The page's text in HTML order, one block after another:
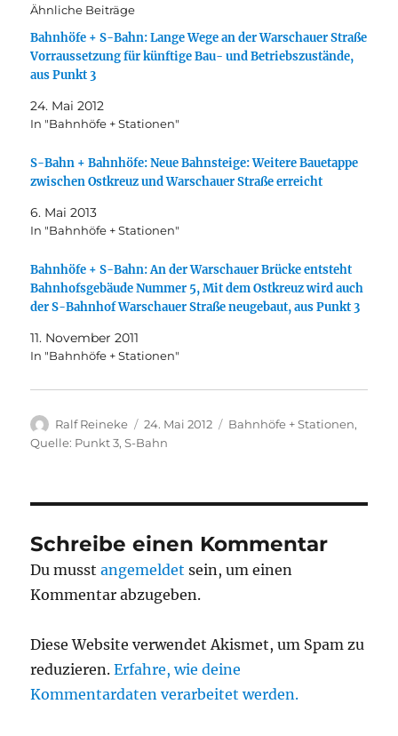
Ähnliche Beiträge
Bahnhöfe + S-Bahn: Lange Wege an der Warschauer Straße
Vorraussetzung für künftige Bau- und Betriebszustände,
aus Punkt 3
24. Mai 2012
In "Bahnhöfe + Stationen"
S-Bahn + Bahnhöfe: Neue Bahnsteige: Weitere Bauetappe
zwischen Ostkreuz und Warschauer Straße erreicht
6. Mai 2013
In "Bahnhöfe + Stationen"
Bahnhöfe + S-Bahn: An der Warschauer Brücke entsteht
Bahnhofsgebäude Nummer 5, Mit dem Ostkreuz wird auch
der S-Bahnhof Warschauer Straße neugebaut, aus Punkt 3
11. November 2011
In "Bahnhöfe + Stationen"
Autor
Ralf Reineke
Veröffentlicht
am
24. Mai 2012 Kategorien
Bahnhöfe + Stationen,
Quelle: Punkt 3,S-Bahn
Schreibe einen Kommentar
Du musstangemeldet sein, um einen
Kommentar abzugeben.
Diese Website verwendet Akismet, um Spam zu
reduzieren.Erfahre, wie deine
Kommentardaten verarbeitet werden.